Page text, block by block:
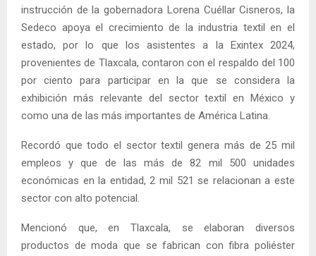
instrucción de la gobernadora Lorena Cuéllar Cisneros, la
Sedeco apoya el crecimiento de la industria textil en el
estado, por lo que los asistentes a la Exintex 2024,
provenientes de Tlaxcala, contaron con el respaldo del 100
por ciento para participar en la que se considera la
exhibición más relevante del sector textil en México y
como una de las más importantes de América Latina.
Recordó que todo el sector textil genera más de 25 mil
empleos y que de las más de 82 mil 500 unidades
económicas en la entidad, 2 mil 521 se relacionan a este
sector con alto potencial.
Mencionó que, en Tlaxcala, se elaboran diversos
productos de moda que se fabrican con fibra poliéster